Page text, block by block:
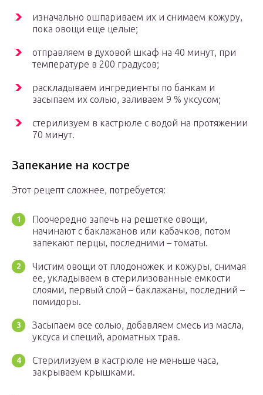
изначально ошпариваем их и снимаем кожуру,
пока овощи еще целые;
отправляем в духовой шкаф на 40 минут, при
температуре в 200 градусов;
раскладываем ингредиенты по банкам и
засыпаем их солью, заливаем 9 % уксусом;
стерилизуем в кастрюле с водой на протяжении
70 минут.
Запекание на костре
Этот рецепт сложнее, потребуется:
Поочередно запечь на решетке овощи,
начинают с баклажанов или кабачков, потом
запекают перцы, последними – томаты.
Чистим овощи от плодоножек и кожуры, снимая
ее, укладываем в стерилизованные емкости
слоями, первый слой – баклажаны, последний –
помидоры.
Засыпаем все солью, добавляем смесь из масла,
уксуса и специй, ароматных трав.
Стерилизуем в кастрюле не меньше часа,
закрываем крышками.